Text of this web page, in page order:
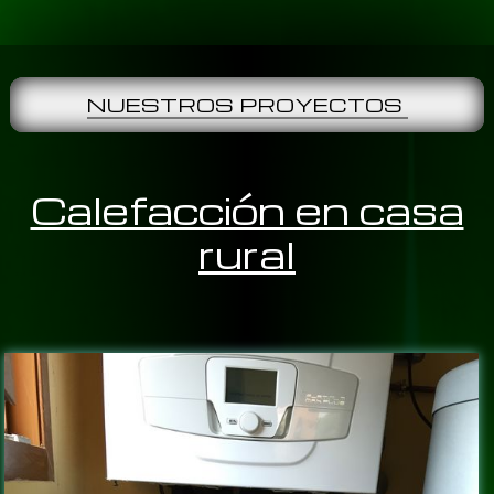
NUESTROS PROYECTOS
Calefacción en casa
rural